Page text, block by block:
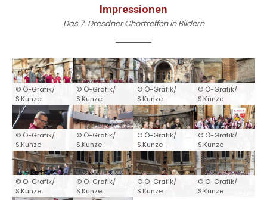
Impressionen
Das 7. Dresdner Chortreffen in Bildern
© Ö-Grafik/
S.Kunze
© Ö-Grafik/
S.Kunze
© Ö-Grafik/
S.Kunze
© Ö-Grafik/
S.Kunze
© Ö-Grafik/
S.Kunze
© Ö-Grafik/
S.Kunze
© Ö-Grafik/
S.Kunze
© Ö-Grafik/
S.Kunze
© Ö-Grafik/
S.Kunze
© Ö-Grafik/
S.Kunze
© Ö-Grafik/
S.Kunze
© Ö-Grafik/
S.Kunze